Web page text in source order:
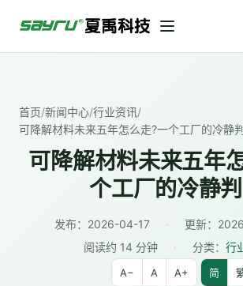
首页/新闻中心/行业资讯/
可降解材料未来五年怎么走?一个工厂的冷静
可降解材料未来五年
个工厂的冷静
发布： 2026-04-17 · 更新：
阅读约 14 分钟
· 分类： 行
A− A A+ 简